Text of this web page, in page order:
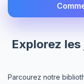
Explorez
Parcourez notre